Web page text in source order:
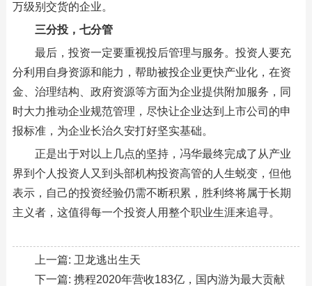
万级别交货的企业。
三分投，七分管
最后，投资一定要重视投后管理与服务。投资人要充
分利用自身资源和能力，帮助被投企业更快产业化，在资
金、治理结构、政府资源等方面为企业提供附加服务，同
时大力推动企业规范管理，尽快让企业达到上市公司的申
报标准，为企业长治久安打好坚实基础。
正是出于对以上几点的坚持，冯华最终完成了从产业
界到个人投资人又到头部机构投资高管的人生蜕变，但他
表示，自己的投资经验仍需不断积累，胜利终将属于长期
主义者，这值得每一个投资人用整个职业生涯来追寻。
上一篇: 卫龙逃出生天
下一篇: 携程2020年营收183亿，国内游为最大贡献